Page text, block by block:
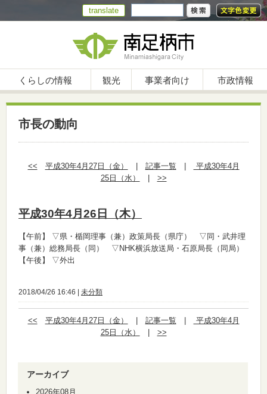
translate
くらしの情報 観光 事業者向け 市政情報
市長の動向
<< 平成30年4月27日（金） 記事一覧
平成30年4月
25日（水）
>>
平成30年4月26日（木）
【午前】
▽県・楯岡理事（兼）政策局長（県庁） ▽同・武井理
事（兼）総務局長（同） ▽NHK横浜放送局・石原局長（同局）
【午後】
▽外出
2018/04/26 16:46 | 未分類
<< 平成30年4月27日（金） 記事一覧
平成30年4月
25日（水）
>>
アーカイブ
2026年08月